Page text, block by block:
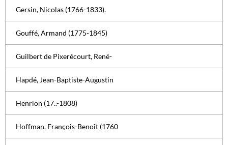
Gersin, Nicolas (1766-1833).
Gouffé, Armand (1775-1845)
Guilbert de Pixerécourt, René-
Hapdé, Jean-Baptiste-Augustin
Henrion (17..-1808)
Hoffman, François-Benoît (1760